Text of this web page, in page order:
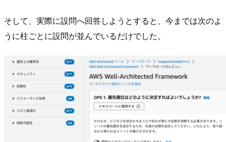
そして、実際に設問へ回答しようとすると、今までは次のよ
うに柱ごとに設問が並んでいるだけでした。